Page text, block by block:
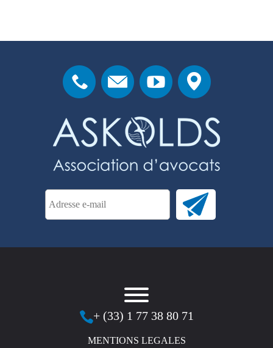
+ (33) 1 77 38 80 71
MENTIONS LEGALES